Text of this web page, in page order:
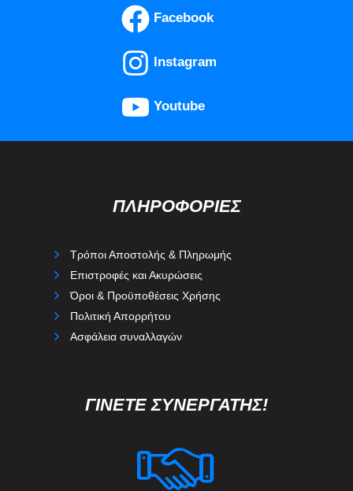
Facebook
Instagram
Youtube
ΠΛΗΡΟΦΟΡΙΕΣ
Τρόποι Αποστολής & Πληρωμής
Επιστροφές και Ακυρώσεις
Όροι & Προϋποθέσεις Χρήσης
Πολιτική Απορρήτου
Ασφάλεια συναλλαγών
ΓΙΝΕΤΕ ΣΥΝΕΡΓΑΤΗΣ!